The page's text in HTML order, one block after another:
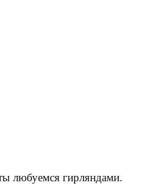
любуемся гирляндами.